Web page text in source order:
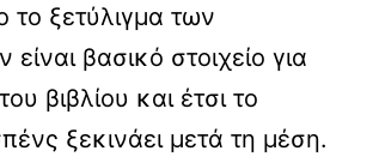
το ξετύλιγμα των
βασικό στοιχείο για
βιβλίου και έτσι το
ξεκινάει μετά τη μέση.